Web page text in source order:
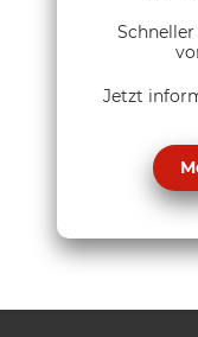
Schneller
Jetzt